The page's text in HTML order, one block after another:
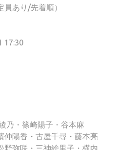
あり/先着順）
17:30
乃・篠崎陽子・谷本麻
仲陽香・古屋千尋・藤本亮
野弥咲・三神絵里子・横内